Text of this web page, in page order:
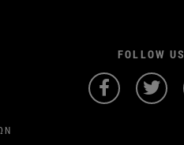
FOLLOW US